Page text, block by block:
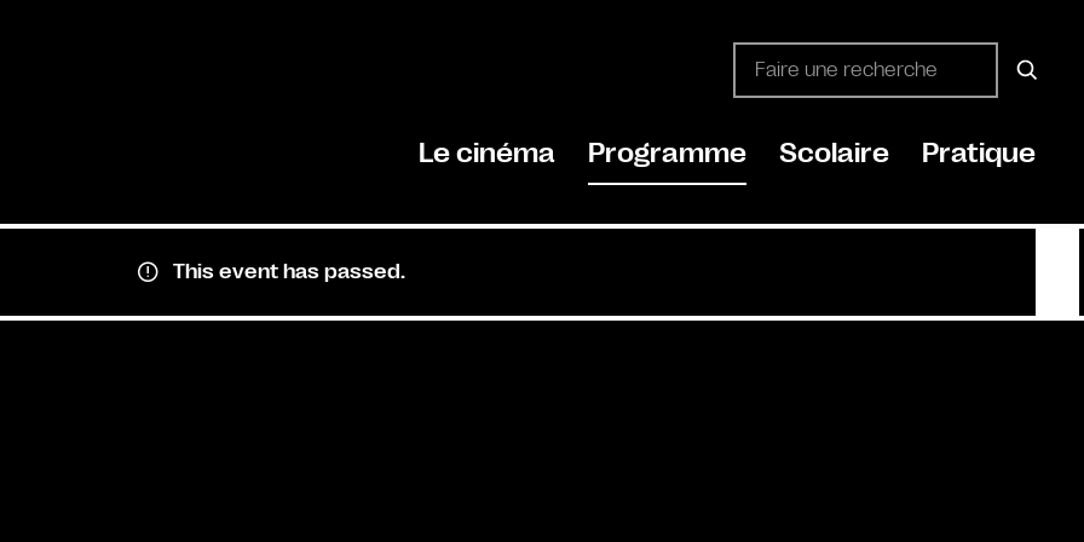
Le cinéma Programme Scolaire Pratique
This event has passed.